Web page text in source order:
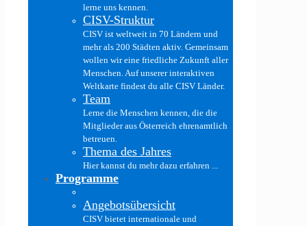
lerne uns kennen.
CISV-Struktur
CISV ist weltweit in 70 Ländern und
mehr als 200 Städten aktiv. Gemeinsam
wollen wir eine friedliche Zukunft aller
Menschen. Auf unserer interaktiven
Weltkarte findest du alle CISV Länder.
Team
Lerne die Menschen kennen, die die
Mitglieder aus Österreich ehrenamtlich
betreuen.
Thema des Jahres
Hier kannst du mehr dazu erfahren ...
Programme
Angebotsübersicht
CISV bietet internationale und